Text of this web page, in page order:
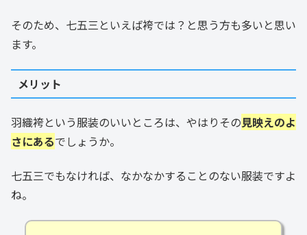
そのため、七五三といえば袴では？と思う方も多いと思い
ます。
メリット
羽織袴という服装のいいところは、やはりその見映えのよ
さにあるでしょうか。
七五三でもなければ、なかなかすることのない服装ですよ
ね。